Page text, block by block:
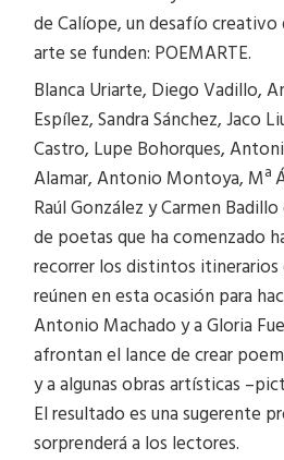
de Calíope, un desafío creativo
arte se funden: POEMARTE.
Blanca Uriarte, Diego Vadillo,
Espílez, Sandra Sánchez, Jaco
Castro, Lupe Bohorques,
Alamar, Antonio Montoya, Mª
Raúl González y Carmen
de poetas que ha comenzado
recorrer los distintos itinerarios
reúnen en esta ocasión para
Antonio Machado y a Gloria
afrontan el lance de crear
y a algunas obras artísticas
El resultado es una sugerente
sorprenderá a los lectores.